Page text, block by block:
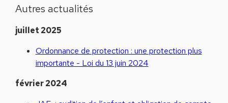
Autres actualités
juillet 2025
Ordonnance de protection : une protection plus
importante - Loi du 13 juin 2024
février 2024